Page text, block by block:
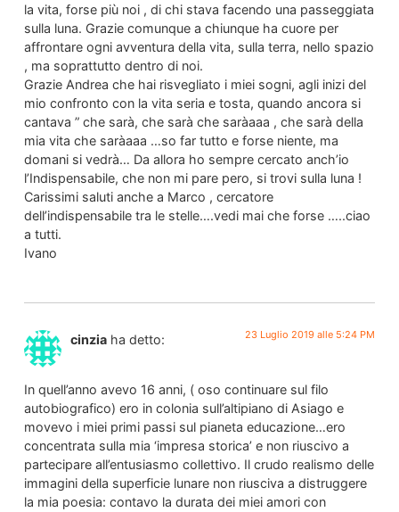
la vita, forse più noi , di chi stava facendo una passeggiata
sulla luna. Grazie comunque a chiunque ha cuore per
affrontare ogni avventura della vita, sulla terra, nello spazio
, ma soprattutto dentro di noi.
Grazie Andrea che hai risvegliato i miei sogni, agli inizi del
mio confronto con la vita seria e tosta, quando ancora si
cantava ” che sarà, che sarà che saràaaa , che sarà della
mia vita che saràaaa …so far tutto e forse niente, ma
domani si vedrà… Da allora ho sempre cercato anch’io
l’Indispensabile, che non mi pare pero, si trovi sulla luna !
Carissimi saluti anche a Marco , cercatore
dell’indispensabile tra le stelle….vedi mai che forse …..ciao
a tutti.
Ivano
cinzia ha detto: 23 Luglio 2019 alle 5:24 PM
In quell’anno avevo 16 anni, ( oso continuare sul filo
autobiografico) ero in colonia sull’altipiano di Asiago e
movevo i miei primi passi sul pianeta educazione…ero
concentrata sulla mia ‘impresa storica’ e non riuscivo a
partecipare all’entusiasmo collettivo. Il crudo realismo delle
immagini della superficie lunare non riusciva a distruggere
la mia poesia: contavo la durata dei miei amori con